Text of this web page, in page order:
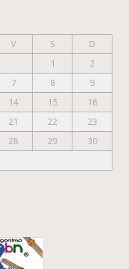
V S
D
1
2
7 8
9
14 15
16
21 22
23
28 29
30